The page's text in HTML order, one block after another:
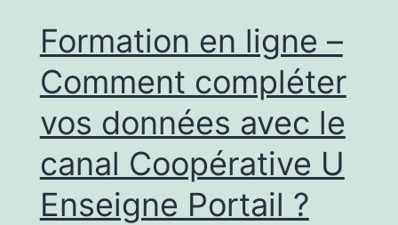
Formation en ligne –
Comment compléter
vos données avec le
canal Coopérative U
Enseigne Portail ?